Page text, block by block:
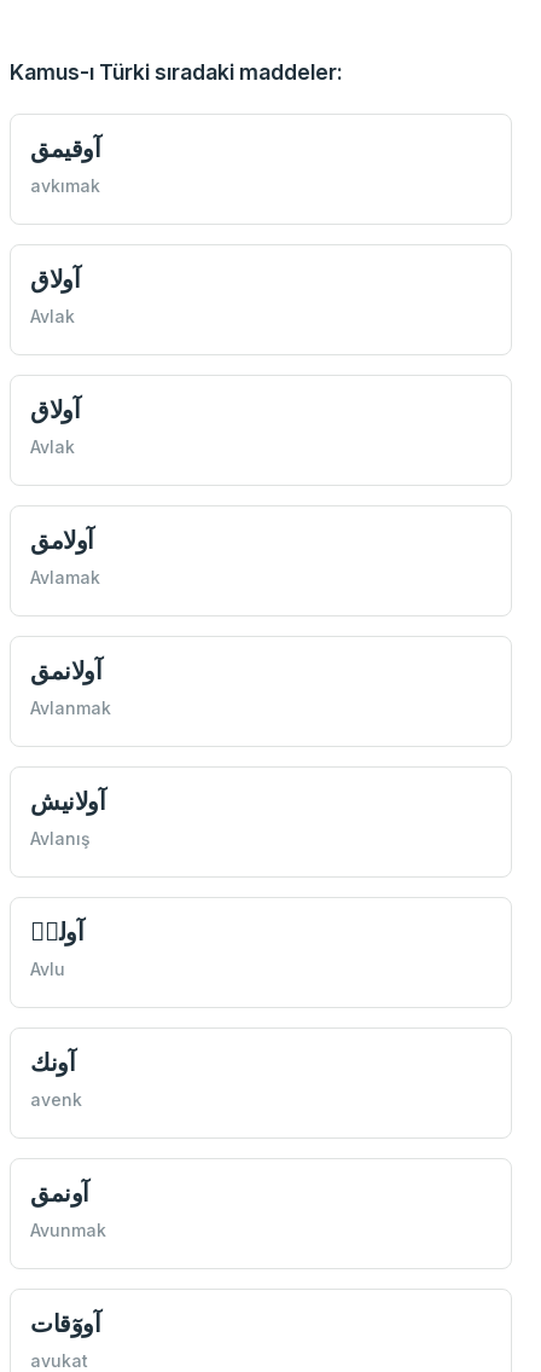
Kamus-ı Türki sıradaki maddeler:
آوقيمق
avkımak
آولاق
Avlak
آولاق
Avlak
آولامق
Avlamak
آولانمق
Avlanmak
آولانيش
Avlanış
آولیٖ
Avlu
آونك
avenk
آونمق
Avunmak
آووٓقات
avukat